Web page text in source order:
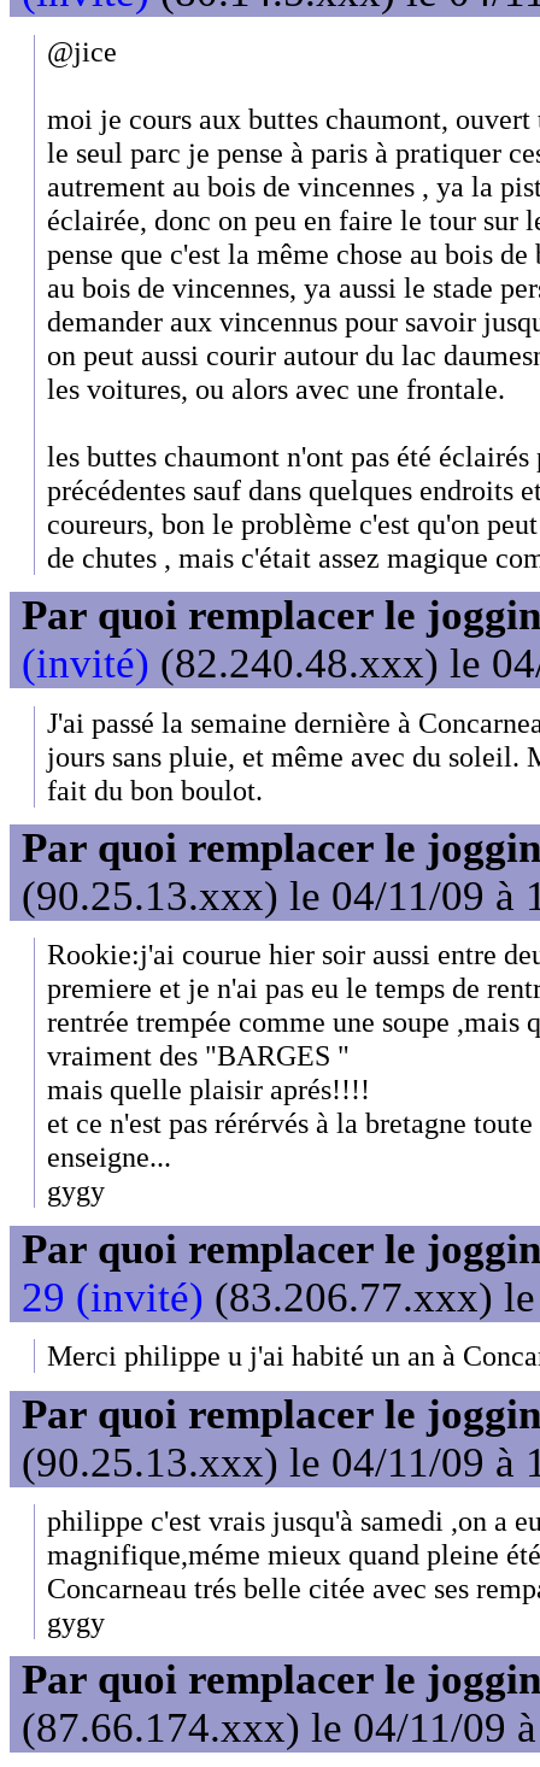
@jice
moi je cours aux buttes chaumont, ouvert
le seul parc je pense à paris à pratiquer
autrement au bois de vincennes , ya la
éclairée, donc on peu en faire le tour sur
pense que c'est la même chose au bois de
au bois de vincennes, ya aussi le stade
demander aux vincennus pour savoir
on peut aussi courir autour du lac
les voitures, ou alors avec une frontale.
les buttes chaumont n'ont pas été
précédentes sauf dans quelques endroits
coureurs, bon le problème c'est qu'on
de chutes , mais c'était assez magique
Par quoi remplacer le
(invité) (82.240.48.xxx) le
J'ai passé la semaine dernière à
jours sans pluie, et même avec du soleil.
fait du bon boulot.
Par quoi remplacer le
(90.25.13.xxx) le 04/11/09 à
Rookie:j'ai courue hier soir aussi entre
premiere et je n'ai pas eu le temps de
rentrée trempée comme une soupe ,mais
vraiment des "BARGES "
mais quelle plaisir aprés!!!!
et ce n'est pas rérérvés à la bretagne
enseigne...
gygy
Par quoi remplacer le
29 (invité) (83.206.77.xxx)
Merci philippe u j'ai habité un an à
Par quoi remplacer le
(90.25.13.xxx) le 04/11/09 à
philippe c'est vrais jusqu'à samedi ,on a
magnifique,méme mieux quand pleine
Concarneau trés belle citée avec ses
gygy
Par quoi remplacer le
(87.66.174.xxx) le 04/11/09